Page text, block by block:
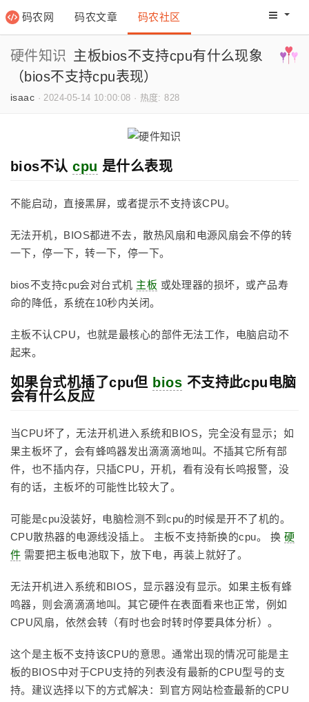
码农网 码农文章 码农社区 码农网
硬件知识
主板bios不支持cpu有什么现象
（bios不支持cpu表现）
isaac ·2024-05-14 10:00:08 · 热度: 828
bios不认cpu 是什么表现
不能启动，直接黑屏，或者提示不支持该CPU。
无法开机，BIOS都进不去，散热风扇和电源风扇会不停的转
一下，停一下，转一下，停一下。
bios不支持cpu会对台式机 主板 或处理器的损坏，或产品寿
命的降低，系统在10秒内关闭。
主板不认CPU，也就是最核心的部件无法工作，电脑启动不
起来。
如果台式机插了cpu但 bios 不支持此cpu电脑
会有什么反应
当CPU坏了，无法开机进入系统和BIOS，完全没有显示；如
果主板坏了，会有蜂鸣器发出滴滴滴地叫。不插其它所有部
件，也不插内存，只插CPU，开机，看有没有长鸣报警，没
有的话，主板坏的可能性比较大了。
可能是cpu没装好，电脑检测不到cpu的时候是开不了机的。
CPU散热器的电源线没插上。 主板不支持新换的cpu。 换 硬
件 需要把主板电池取下，放下电，再装上就好了。
无法开机进入系统和BIOS，显示器没有显示。如果主板有蜂
鸣器，则会滴滴滴地叫。其它硬件在表面看来也正常，例如
CPU风扇，依然会转（有时也会时转时停要具体分析）。
这个是主板不支持该CPU的意思。通常出现的情况可能是主
板的BIOS中对于CPU支持的列表没有最新的CPU型号的支
持。建议选择以下的方式解决：到官方网站检查最新的CPU